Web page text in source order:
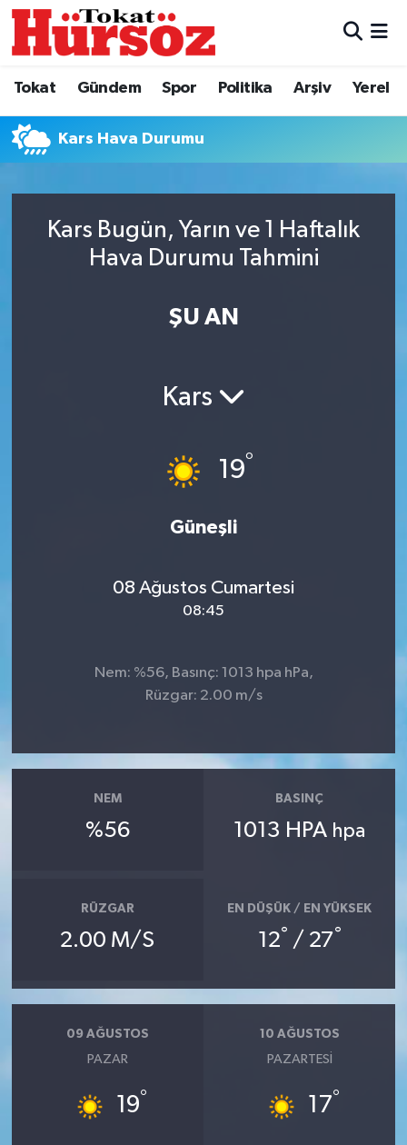
Tokat Gündem Spor Politika Arşiv Yerel
Kars Hava Durumu
Kars Bugün, Yarın ve 1 Haftalık
Hava Durumu Tahmini
ŞU AN
Kars
19°
Güneşli
08 Ağustos Cumartesi
08:45
Nem: %56, Basınç: 1013 hpa hPa,
Rüzgar: 2.00 m/s
NEM
%56
BASINÇ
1013 HPA hpa
RÜZGAR
2.00 M/S
EN DÜŞÜK / EN YÜKSEK
12° / 27°
09 AĞUSTOS
PAZAR
19°
10 AĞUSTOS
PAZARTESI
17°
Türkiye Gündemi
Gündem
Hava Durumu
Tokat Namaz Vakitleri
Süper Lig Puan Durumu ve Fikstür